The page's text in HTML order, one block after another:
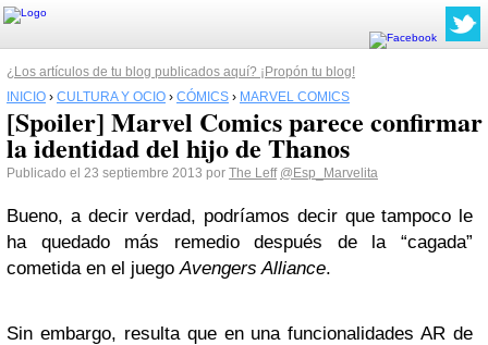
¿Los artículos de tu blog publicados aquí? ¡Propón tu blog!
INICIO › CULTURA Y OCIO › CÓMICS › MARVEL COMICS
[Spoiler] Marvel Comics parece confirmar
la identidad del hijo de Thanos
Publicado el 23 septiembre 2013 por The Leff @Esp_Marvelita
Bueno, a decir verdad, podríamos decir que tampoco le
ha quedado más remedio después de la “cagada”
cometida en el juegoAvengers Alliance.
Sin embargo, resulta que en una funcionalidades AR de